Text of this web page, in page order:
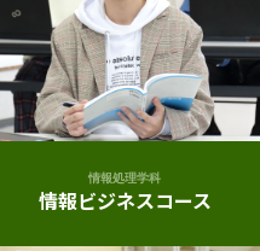
情報処理学科
情報ビジネスコース